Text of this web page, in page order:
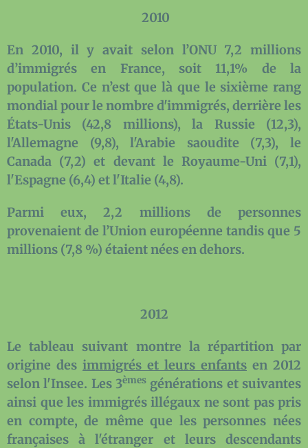
2010
En 2010, il y avait selon l’ONU 7,2 millions
d’immigrés en France, soit 11,1% de la
population. Ce n’est que là que le sixième rang
mondial pour le nombre d'immigrés, derrière les
États-Unis (42,8 millions), la Russie (12,3),
l'Allemagne (9,8), l'Arabie saoudite (7,3), le
Canada (7,2) et devant le Royaume-Uni (7,1),
l'Espagne (6,4) et l'Italie (4,8).
Parmi eux, 2,2 millions de personnes
provenaient de l’Union européenne tandis que 5
millions (7,8 %) étaient nées en dehors.
2012
Le tableau suivant montre la répartition par
origine des immigrés et leurs enfants en 2012
selon l'Insee. Les 3èmes générations et suivantes
ainsi que les immigrés illégaux ne sont pas pris
en compte, de même que les personnes nées
françaises à l'étranger et leurs descendants